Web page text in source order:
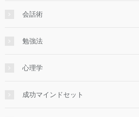
会話術
勉強法
心理学
成功マインドセット